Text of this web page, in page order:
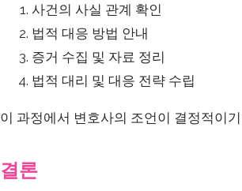
사건의 사실 관계 확인
법적 대응 방법 안내
증거 수집 및 자료 정리
법적 대리 및 대응 전략 수립
이 과정에서 변호사의 조언이 결정적이
결론